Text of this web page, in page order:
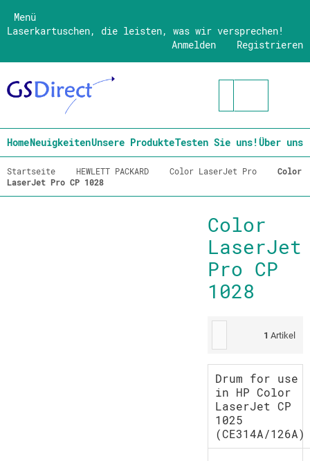
Menü
Laserkartuschen, die leisten, was wir versprechen!
Registrieren
Anmelden
HomeNeuigkeitenUnsere ProdukteTesten Sie uns!Über uns
Startseite HEWLETT PACKARD Color LaserJet Pro
Color
LaserJet Pro CP 1028
Color
LaserJet
Pro CP
1028
1 Artikel
Drum for use
in HP Color
LaserJet CP
1025
(CE314A/126A)